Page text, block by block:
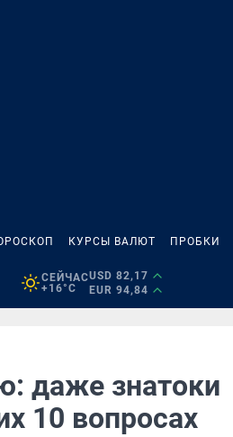
КУРСЫ ВАЛЮТ ПРОБКИ
СЕЙЧАС
+16°C
USD 82,17
EUR 94,84
даже знатоки
10 вопросах